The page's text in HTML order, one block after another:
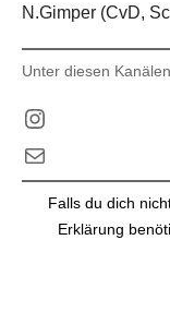
N.Gimper (CvD,
Unter diesen
Instagram
E-Mail
Falls du dich
Erklärung